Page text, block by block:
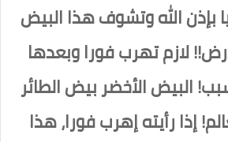
بإذن الله وتشوف هذا البيض
لازم تهرب فورا وبعدها
البيض الأخضر بيض الطائر
إذا رأيته إهرب فورا، هذا